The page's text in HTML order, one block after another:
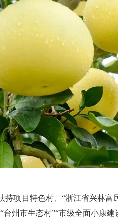
项目特色村、“浙江省兴林富
台州市生态村”“市级全面小康